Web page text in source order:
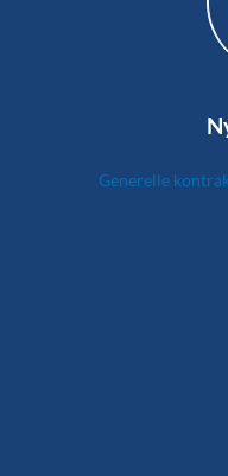
Generelle